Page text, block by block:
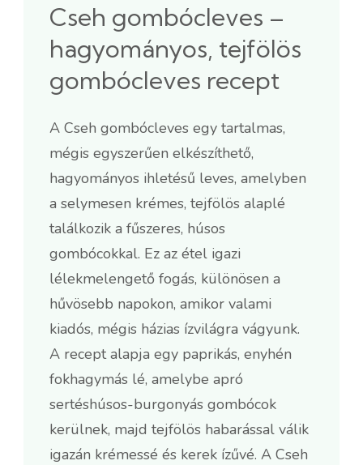
Cseh gombócleves –
hagyományos, tejfölös
gombócleves recept
A Cseh gombócleves egy tartalmas,
mégis egyszerűen elkészíthető,
hagyományos ihletésű leves, amelyben
a selymesen krémes, tejfölös alaplé
találkozik a fűszeres, húsos
gombócokkal. Ez az étel igazi
lélekmelengető fogás, különösen a
hűvösebb napokon, amikor valami
kiadós, mégis házias ízvilágra vágyunk.
A recept alapja egy paprikás, enyhén
fokhagymás lé, amelybe apró
sertéshúsos-burgonyás gombócok
kerülnek, majd tejfölös habarással válik
igazán krémessé és kerek ízűvé. A Cseh